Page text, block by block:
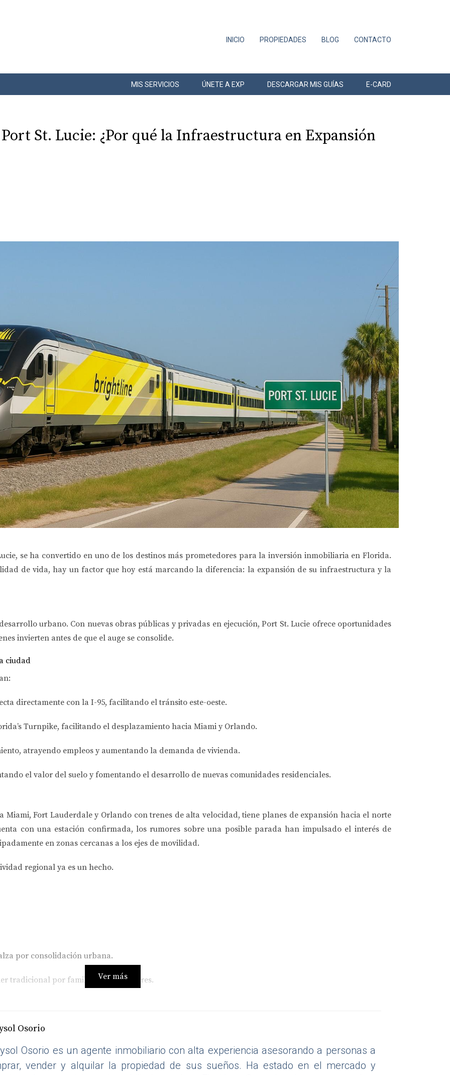
INICIO PROPIEDADES BLOG CONTACTO
MIS SERVICIOS ÚNETE A EXP DESCARGAR MIS GUÍAS E-CARD
St. Lucie: ¿Por qué la Infraestructura en Expansión
se ha convertido en uno de los destinos más prometedores para la inversión inmobiliaria en Florida.
de vida, hay un factor que hoy está marcando la diferencia: la expansión de su infraestructura y la
urbano. Con nuevas obras públicas y privadas en ejecución, Port St. Lucie ofrece oportunidades
invierten antes de que el auge se consolide.
ciudad
directamente con la I-95, facilitando el tránsito este-oeste.
Turnpike, facilitando el desplazamiento hacia Miami y Orlando.
, atrayendo empleos y aumentando la demanda de vivienda.
el valor del suelo y fomentando el desarrollo de nuevas comunidades residenciales.
Miami, Fort Lauderdale y Orlando con trenes de alta velocidad, tiene planes de expansión hacia el norte
con una estación confirmada, los rumores sobre una posible parada han impulsado el interés de
en zonas cercanas a los ejes de movilidad.
regional ya es un hecho.
por consolidación urbana.
tradicional por familias y trabajadores.
de futuro
ciudades ya tienen precios elevados,
Port St. Lucie ofrece un equilibrio ideal entre accesibilidad,
entre Orlando y Miami, sumada a la expansión vial, la proyectan como una de las ciudades más
Ver más
Osorio
Osorio es un agente inmobiliario con alta experiencia asesorando a personas a
vender y alquilar la propiedad de sus sueños. Ha estado en el mercado y